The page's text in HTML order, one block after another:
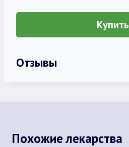
Купить
Отзывы
Похожие лекарства